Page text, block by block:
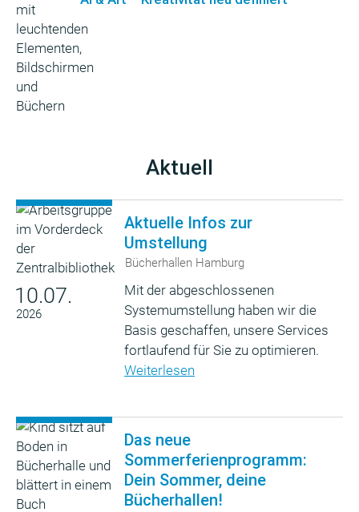
Aktuell
10.07.
2026
Aktuelle Infos zur
Umstellung
Bücherhallen Hamburg
Mit der abgeschlossenen
Systemumstellung haben wir die
Basis geschaffen, unsere Services
fortlaufend für Sie zu optimieren.
Weiterlesen
Das neue
Sommerferienprogramm:
Dein Sommer, deine
Bücherhallen!